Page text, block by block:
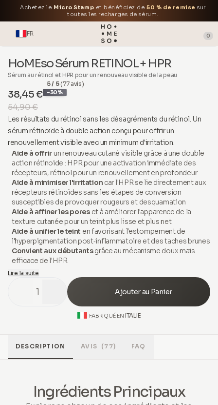
Achetez le Micro Stamp et bénéficiez de50 % de remise sur
toutes les recharges de sérum.
FR 0
HoMEso Sérum RETINOL + HPR
Sérum au rétinol et HPR pour un renouveau visible de la peau
5 / 5(77 avis)
54,90 €
38,45 € -30%
Les résultats du rétinol sans les désagréments du rétinol. Un
sérum rétinoïde à double action conçu pour offrir un
renouvellement visible avec un minimum d'irritation.
Aide à offrir un renouveau cutané visible grâce à une double
action rétinoïde : HPR pour une activation immédiate des
récepteurs, rétinol pour un renouvellement en profondeur
Aide à minimiser l'irritation car l'HPR se lie directement aux
récepteurs rétinoïdes sans les étapes de conversion
susceptibles de provoquer rougeurs et desquamation
Aide à affiner les poreset à améliorer l'apparence de la
texture cutanée pour un teint plus lisse et plus net
Aide à unifier le teint en favorisant l'estompement de
l'hyperpigmentation post‑inflammatoire et des taches brunes
Convient aux débutantsgrâce au mécanisme doux mais
efficace de l'HPR
Lire la suite
1 Ajouter au Panier
FABRIQUÉ ENITALIE
DESCRIPTION AVIS (77) FAQ
Ingrédients Principaux